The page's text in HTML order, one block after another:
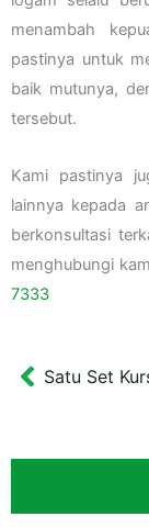
menambah
pastinya untuk
baik mutunya,
tersebut.
Kami pastinya
lainnya kepada
berkonsultasi
menghubungi
7333
Prev